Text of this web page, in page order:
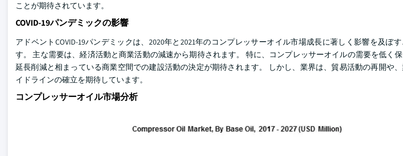
ことが期待されています。
COVID-19パンデミックの影響
アドベントCOVID-19パンデミックは、2020年と2021年のコンプレッサーオイル市場成長に著しく影響を及ぼ
す。 主な需要は、経済活動と商業活動の減速から期待されます。 特に、コンプレッサーオイルの需要を低く
延長削減と相まっている商業空間での建設活動の決定が期待されます。 しかし、業界は、貿易活動の再開や
イドラインの確立を期待しています。
コンプレッサーオイル市場分析